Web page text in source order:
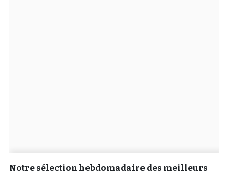
Notre sélection hebdomadaire des meilleurs